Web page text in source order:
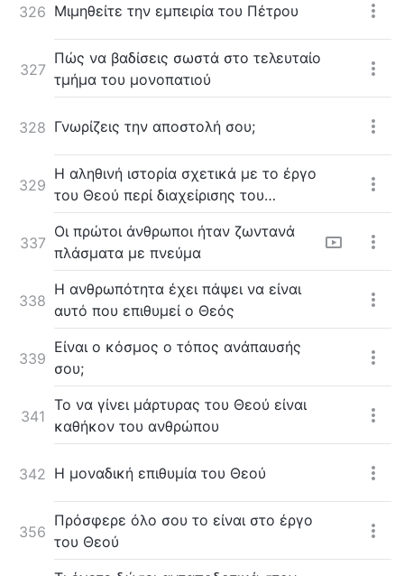
326 Μιμηθείτε την εμπειρία του Πέτρου
327
Πώς να βαδίσεις σωστά στο τελευταίο
τμήμα του μονοπατιού
328 Γνωρίζεις την αποστολή σου;
329
Η αληθινή ιστορία σχετικά με το έργο
του Θεού περί διαχείρισης του
ανθρώπου
337
Οι πρώτοι άνθρωποι ήταν ζωντανά
πλάσματα με πνεύμα
338
Η ανθρωπότητα έχει πάψει να είναι
αυτό που επιθυμεί ο Θεός
339
Είναι ο κόσμος ο τόπος ανάπαυσής
σου;
341
Το να γίνει μάρτυρας του Θεού είναι
καθήκον του ανθρώπου
342 Η μοναδική επιθυμία του Θεού
356
Πρόσφερε όλο σου το είναι στο έργο
του Θεού